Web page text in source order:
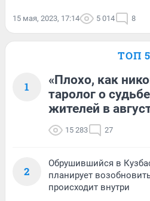
15 мая, 2023, 17:14 5 014 8
ТОП 5
1
«Плохо, как
таролог о
жителей в
15 283 27
2
Обрушившийся в
планирует
происходит внутри